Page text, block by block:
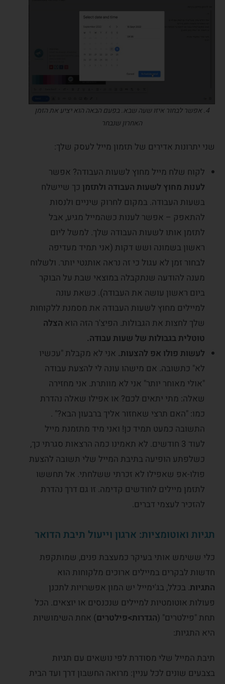
4. אפשר לבחור איזו שעה שבא. בפעם הבאה הוא יציע את הזמן
האחרון שנבחר
שני יתרונות אדירים של תזמון מייל לעסק שלך:
לקוח שלח מייל מחוץ לשעות העבודה? אפשר
לענות מחוץ לשעות העבודה ולתזמן כך שיישלח
בשעות העבודה. במקום לחרוק שיניים ולנסות
להתאפק – אפשר לענות כשהמייל מגיע, אבל
לתזמן אותו לשעות העבודה שלך. למשל ליום
ראשון בשמונה ושש דקות (אני תמיד מעדיפה
לבחור זמן לא עגול כי זה נראה אותנטי יותר. ולשלוח
מענה להודעה שנתקבלה במוצאי שבת על הבוקר
ביום ראשון עושה את העבודה). כשאת עונה
למיילים מחוץ לשעות העבודה את מסמנת ללקוחות
שלך לחצות את הגבולות. הפיצ'ר הזה הוא הצלה
טוטלית בגבולות של שעות עבודה.
לעשות פולו אפ להצעות. אני לא מקבלת "עכשיו
לא" כתשובה. אם מישהו עונה לי להצעת עבודה
"אולי מאוחר יותר" אני לא מוותרת. אני מחזירה
שאלה: מתי יתאים לכם? או אפילו שאלה נהדרת
כמו: "האם תרצי שאחזור אליך ברבעון הבא?" .
התשובה כמעט תמיד כן! ואני מיד מתזמנת מייל
לעוד 3 חודשים. לא תאמינו כמה הרצאות סגרתי כך,
כשלפתע הופיעה בתיבת המייל שלי תשובה להצעת
פולו-אפ שאפילו לא זכרתי ששלחתי. אל תחששו
לתזמן מיילים לחודשים קדימה. זו גם דרך נהדרת
להזכיר לעצמי דברים.
תגיות ואוטומציות: ארגון וייעול תיבת הדואר
כלי ששימש אותי בעיקר כמעצבת פנים, שמותקפת
חדשות לבקרים במיילים ארוכים מלקוחות הוא
התגיות. בכלל, בג'ימייל יש המון אפשרויות לתכנן
פעולות אוטומטיות למיילים שנכנסים או יוצאים. הכל
תחת "פילטרים" (הגדרות>פילטרים) אחת השימושיות
היא התגיות:
תיבת המייל שלי מסודרת לפי נושאים עם תגיות
בצבעים שונים לכל עניין: מרואה החשבון דרך ועד הבית